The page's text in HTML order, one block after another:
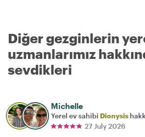
Diğer gezginlerin
uzmanlarımız
sevdikleri
Michelle
Yerel ev sahibi Dionysis
27 July 2026